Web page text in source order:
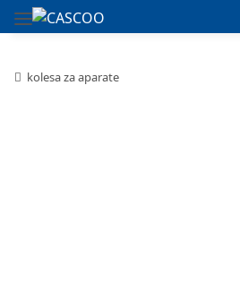
kolesa za aparate